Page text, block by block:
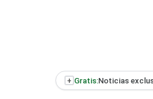
+ Gratis:Noticias